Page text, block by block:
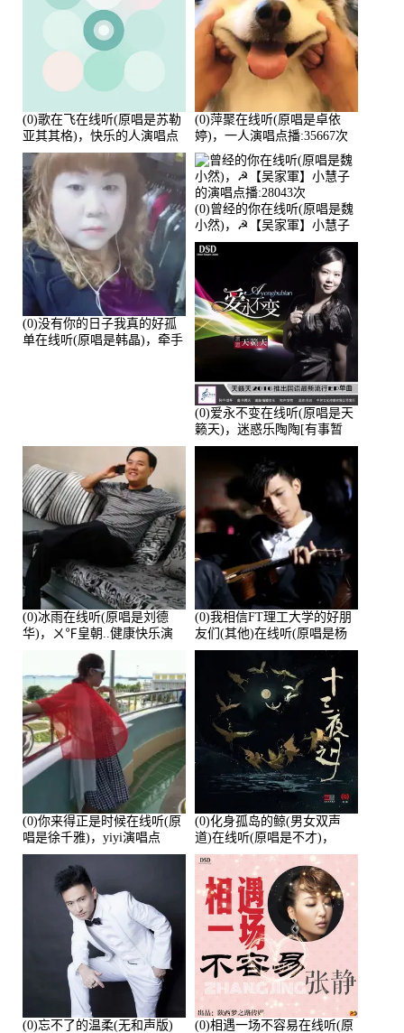
(0)歌在飞在线听(原唱是苏勒
亚其其格)，快乐的人演唱点
播:36次
(0)萍聚在线听(原唱是卓依
婷)，一人演唱点播:35667次
(0)没有你的日子我真的好孤
单在线听(原唱是韩晶)，牵手
(0)曾经的你在线听(原唱是魏
小然)，☭【吴家軍】小慧子
的演唱点播:28043次
(0)爱永不变在线听(原唱是天
籁天)，迷惑乐陶陶[有事暂
离]演唱点播:27678次
(0)冰雨在线听(原唱是刘德
华)，ㄨ℉皇朝..健康快乐演
(0)我相信FT理工大学的好朋
友们(其他)在线听(原唱是杨
培安)，老乔演唱点播:23714
(0)你来得正是时候在线听(原
唱是徐千雅)，yiyi演唱点
播:21991次
(0)化身孤岛的鲸(男女双声
道)在线听(原唱是不才)，
HGBai演唱点播:19428次
(0)忘不了的温柔(无和声版)
(0)相遇一场不容易在线听(原